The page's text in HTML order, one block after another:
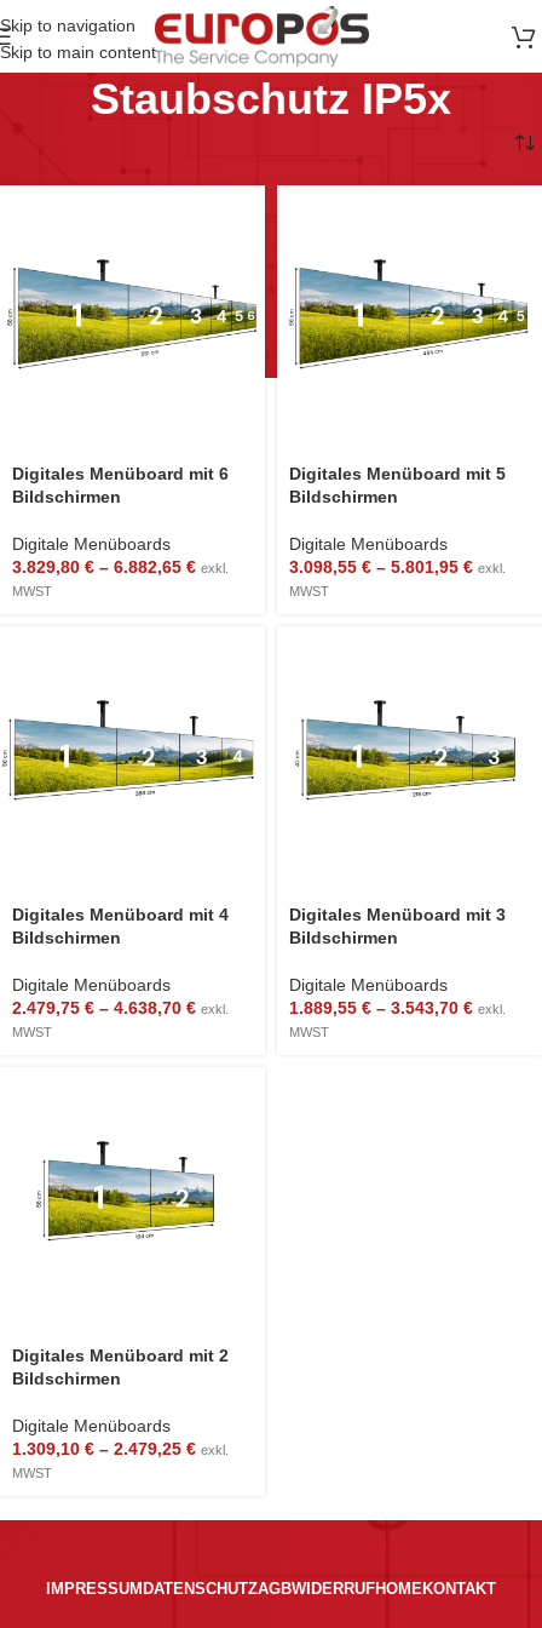
Skip to navigation
Skip to main content
Staubschutz IP5x
Digitales Menüboard mit 6
Bildschirmen
Digitale Menüboards
3.829,80 € – 6.882,65 € exkl.
MWST
Digitales Menüboard mit 5
Bildschirmen
Digitale Menüboards
3.098,55 € – 5.801,95 € exkl.
MWST
Digitales Menüboard mit 4
Bildschirmen
Digitale Menüboards
2.479,75 € – 4.638,70 € exkl.
MWST
Digitales Menüboard mit 3
Bildschirmen
Digitale Menüboards
1.889,55 € – 3.543,70 € exkl.
MWST
Digitales Menüboard mit 2
Bildschirmen
Digitale Menüboards
1.309,10 € – 2.479,25 € exkl.
MWST
IMPRESSUM DATENSCHUTZAGBWIDERRUFHOMEKONTAKT